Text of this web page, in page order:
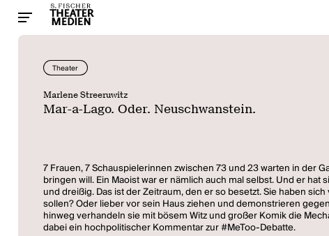
Theater
Marlene Streeruwitz
Mar-a-Lago. Oder. Neuschwanstein.
7 Frauen, 7 Schauspielerinnen zwischen 73 und 23 warten in der
bringen will. Ein Maoist war er nämlich auch mal selbst. Und er
und dreißig. Das ist der Zeitraum, den er so besetzt. Sie haben
sollen? Oder lieber vor sein Haus ziehen und demonstrieren
hinweg verhandeln sie mit bösem Witz und großer Komik die
dabei ein hochpolitischer Kommentar zur #MeToo-Debatte.